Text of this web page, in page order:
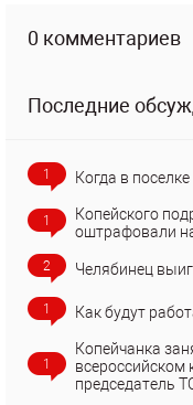
0 комментариев
Последние
1 Когда в
1
Копейского
оштрафовали
2 Челябинец
1 Как будут
1
Копейчанка
всероссийском
председатель